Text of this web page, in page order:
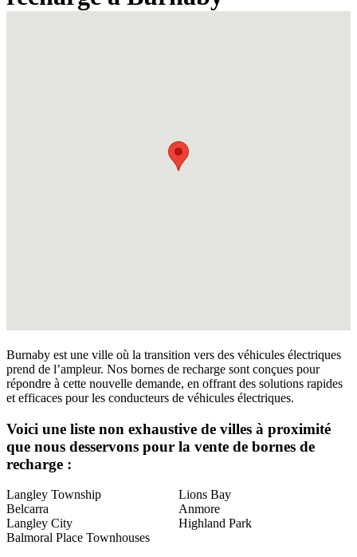
Burnaby est une ville où la transition vers des véhicules électriques
prend de l’ampleur. Nos bornes de recharge sont conçues pour
répondre à cette nouvelle demande, en offrant des solutions rapides
et efficaces pour les conducteurs de véhicules électriques.
Voici une liste non exhaustive de villes à proximité
que nous desservons pour la vente de bornes de
recharge :
Langley Township
Lions Bay
Belcarra
Anmore
Langley City
Highland Park
Balmoral Place Townhouses